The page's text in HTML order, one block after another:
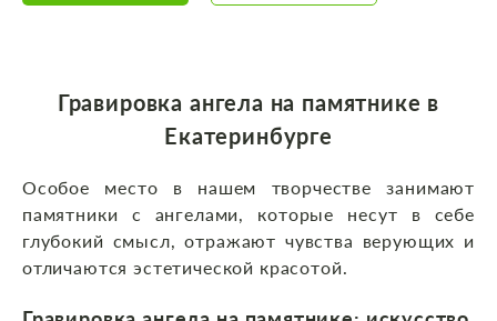
Гравировка ангела на памятнике в
Екатеринбурге
Особое место в нашем творчестве занимают
памятники с ангелами, которые несут в себе
глубокий смысл, отражают чувства верующих и
отличаются эстетической красотой.